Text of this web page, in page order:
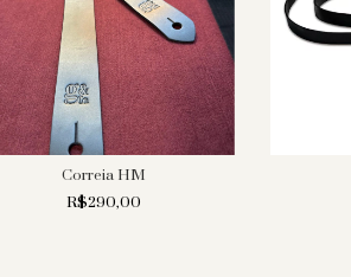
Correia HM
R$290,00